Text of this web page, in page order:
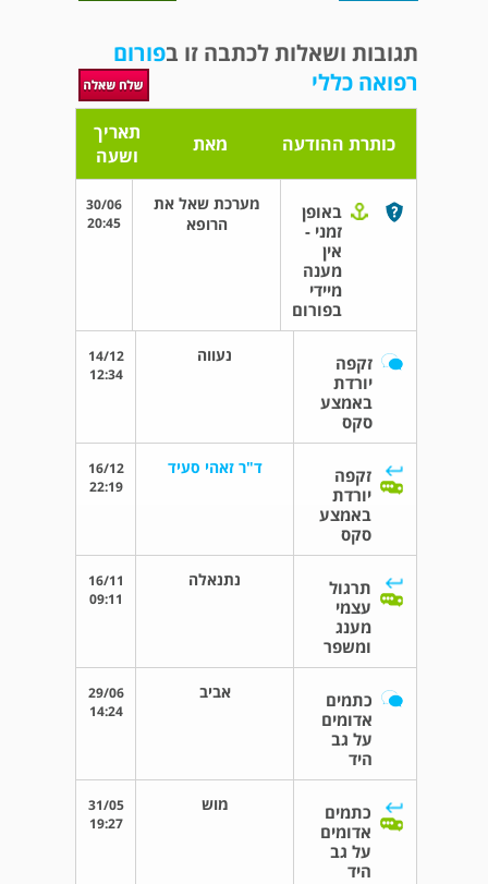
תגובות ושאלות לכתבה זו בפורום
רפואה כללי
כותרת ההודעה מאת
תאריך
ושעה
באופן
זמני -
אין
מענה
מיידי
בפורום
מערכת שאל את
הרופא
30/06
20:45
זקפה
יורדת
באמצע
סקס
נעווה
14/12
12:34
זקפה
יורדת
באמצע
סקס
ד"ר זאהי סעיד
16/12
22:19
תרגול
עצמי
מענג
ומשפר
נתנאלה
16/11
09:11
כתמים
אדומים
על גב
היד
אביב
29/06
14:24
כתמים
אדומים
על גב
היד
מוש
31/05
19:27